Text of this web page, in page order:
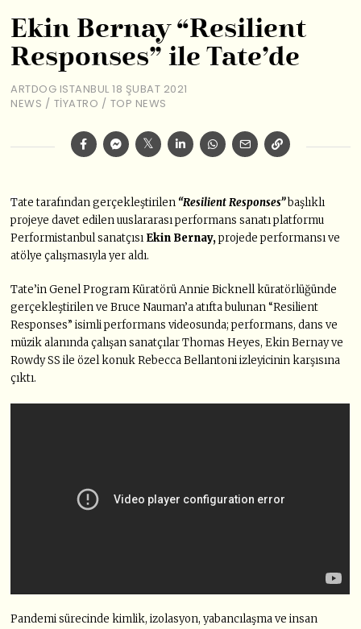
Ekin Bernay “Resilient
Responses” ile Tate’de
ARTDOG ISTANBUL 18 ŞUBAT 2021
NEWS / TIYATRO / TOP NEWS
Tate tarafından gerçekleştirilen “Resilient Responses”başlıklı
projeye davet edilen uuslararası performans sanatı platformu
Performistanbul sanatçısı Ekin Bernay,projede performansı ve
atölye çalışmasıyla yer aldı.
Tate’in Genel Program Küratörü Annie Bicknell küratörlüğünde
gerçekleştirilen ve Bruce Nauman’a atıfta bulunan “Resilient
Responses” isimli performans videosunda; performans, dans ve
müzik alanında çalışan sanatçılar Thomas Heyes, Ekin Bernay ve
Rowdy SS ile özel konuk Rebecca Bellantoni izleyicinin karşısına
çıktı.
Pandemi sürecinde kimlik, izolasyon, yabancılaşma ve insan